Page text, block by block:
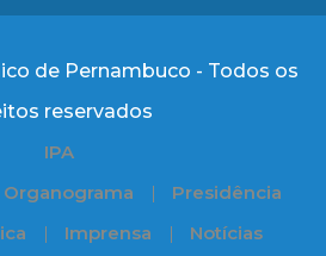
de Pernambuco - Todos os
reservados
IPA
Organograma
Presidência
Imprensa
Notícias